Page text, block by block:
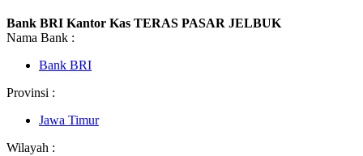
Bank BRI Kantor Kas TERAS PASAR JELBUK
Nama Bank :
Bank BRI
Provinsi :
Jawa Timur
Wilayah :